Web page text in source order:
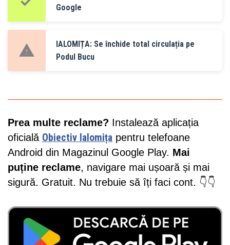
Google
IALOMIȚA: Se închide total circulația pe
Podul Bucu
Prea multe reclame? Instalează aplicația
oficială Obiectiv Ialomița pentru telefoane
Android din Magazinul Google Play. Mai
puține reclame, navigare mai ușoară și mai
sigură. Gratuit. Nu trebuie să îți faci cont. 👇👇